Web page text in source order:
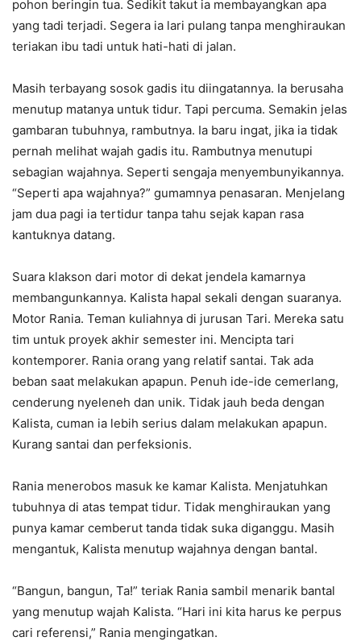
pohon beringin tua. Sedikit takut ia membayangkan apa
yang tadi terjadi. Segera ia lari pulang tanpa menghiraukan
teriakan ibu tadi untuk hati-hati di jalan.
Masih terbayang sosok gadis itu diingatannya. Ia berusaha
menutup matanya untuk tidur. Tapi percuma. Semakin jelas
gambaran tubuhnya, rambutnya. Ia baru ingat, jika ia tidak
pernah melihat wajah gadis itu. Rambutnya menutupi
sebagian wajahnya. Seperti sengaja menyembunyikannya.
“Seperti apa wajahnya?” gumamnya penasaran. Menjelang
jam dua pagi ia tertidur tanpa tahu sejak kapan rasa
kantuknya datang.
Suara klakson dari motor di dekat jendela kamarnya
membangunkannya. Kalista hapal sekali dengan suaranya.
Motor Rania. Teman kuliahnya di jurusan Tari. Mereka satu
tim untuk proyek akhir semester ini. Mencipta tari
kontemporer. Rania orang yang relatif santai. Tak ada
beban saat melakukan apapun. Penuh ide-ide cemerlang,
cenderung nyeleneh dan unik. Tidak jauh beda dengan
Kalista, cuman ia lebih serius dalam melakukan apapun.
Kurang santai dan perfeksionis.
Rania menerobos masuk ke kamar Kalista. Menjatuhkan
tubuhnya di atas tempat tidur. Tidak menghiraukan yang
punya kamar cemberut tanda tidak suka diganggu. Masih
mengantuk, Kalista menutup wajahnya dengan bantal.
“Bangun, bangun, Ta!” teriak Rania sambil menarik bantal
yang menutup wajah Kalista. “Hari ini kita harus ke perpus
cari referensi,” Rania mengingatkan.